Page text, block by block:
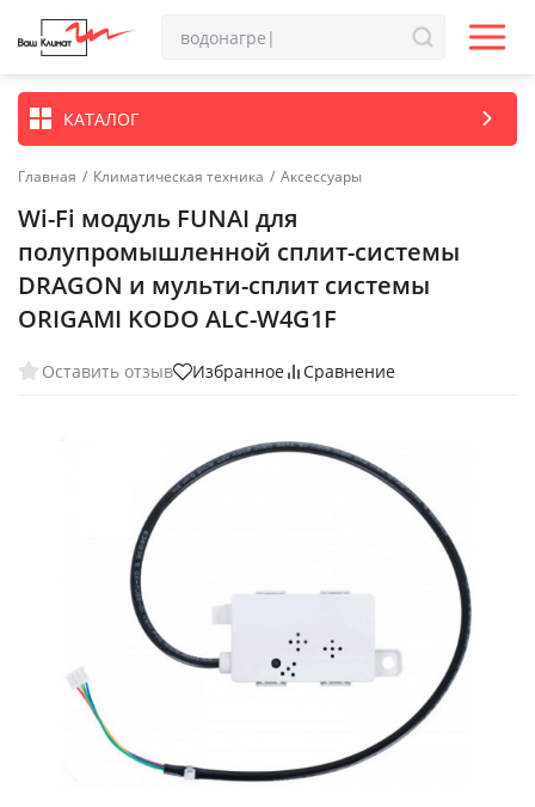
КАТАЛОГ
Главная / Климатическая техника / Аксессуары
Wi-Fi модуль FUNAI для
полупромышленной сплит-системы
DRAGON и мульти-сплит системы
ORIGAMI KODO ALC-W4G1F
Оставить отзыв Избранное Сравнение